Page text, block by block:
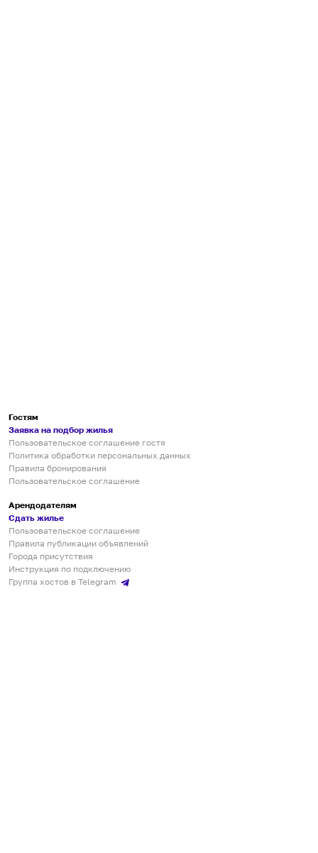
Гостям
Заявка на подбор жилья
Пользовательское соглашение гостя
Политика обработки персональных данных
Правила бронирования
Пользовательское соглашение
Арендодателям
Сдать жилье
Пользовательское соглашение
Правила публикации объявлений
Города присутствия
Инструкция по подключению
Группа хостов в Telegram